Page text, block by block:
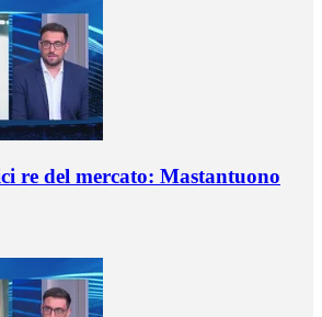
re del mercato: Mastantuono